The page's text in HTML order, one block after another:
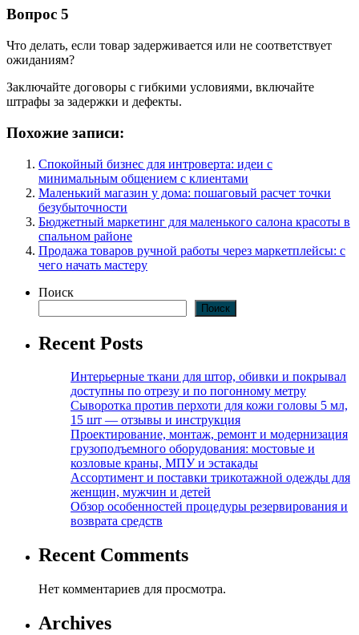
Вопрос 5
Что делать, если товар задерживается или не соответствует
ожиданиям?
Заключайте договоры с гибкими условиями, включайте
штрафы за задержки и дефекты.
Похожие записи:
Спокойный бизнес для интроверта: идеи с
минимальным общением с клиентами
Маленький магазин у дома: пошаговый расчет точки
безубыточности
Бюджетный маркетинг для маленького салона красоты в
спальном районе
Продажа товаров ручной работы через маркетплейсы: с
чего начать мастеру
Поиск
Поиск
Recent Posts
Интерьерные ткани для штор, обивки и покрывал
доступны по отрезу и по погонному метру
Сыворотка против перхоти для кожи головы 5 мл,
15 шт — отзывы и инструкция
Проектирование, монтаж, ремонт и модернизация
грузоподъемного оборудования: мостовые и
козловые краны, МПУ и эстакады
Ассортимент и поставки трикотажной одежды для
женщин, мужчин и детей
Обзор особенностей процедуры резервирования и
возврата средств
Recent Comments
Нет комментариев для просмотра.
Archives